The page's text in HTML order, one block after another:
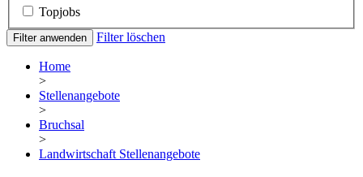
Topjobs
Filter anwenden Filter löschen
Home
>
Stellenangebote
>
Bruchsal
>
Landwirtschaft Stellenangebote